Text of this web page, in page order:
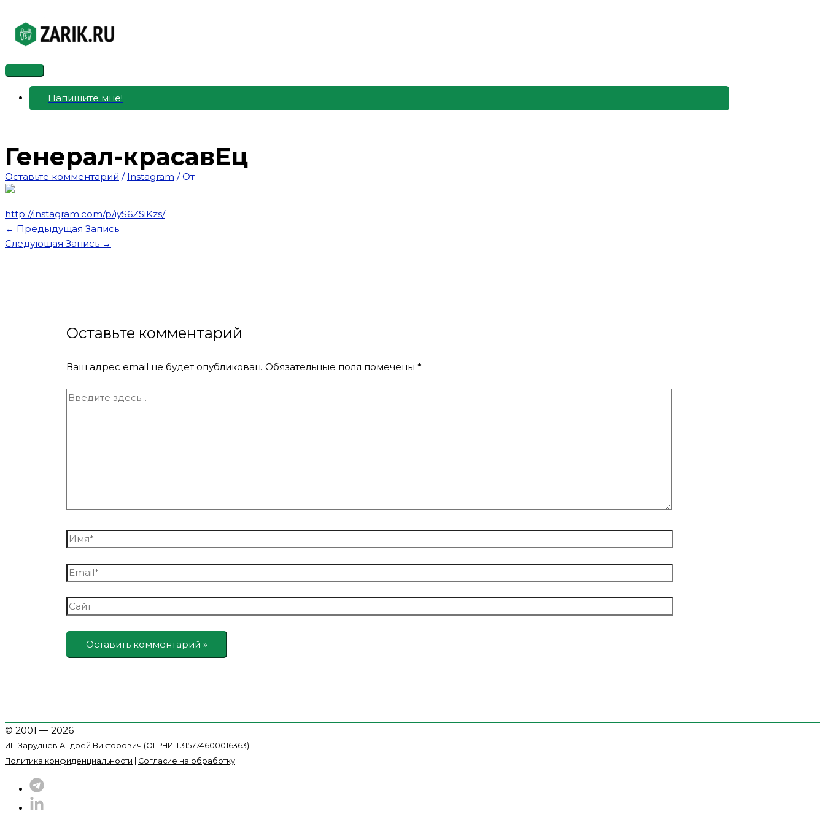
содержимому
Главное
меню
Напишите мне!
Генерал-красавЕц
Оставьте комментарий / Instagram / От
http://instagram.com/p/iyS6ZSiKzs/
← Предыдущая Запись
Следующая Запись →
Оставьте комментарий
Ваш адрес email не будет опубликован. Обязательные поля помечены*
Введите
Имя*
Email*
Сайт
© 2001 — 2026
ИП Заруднев Андрей Викторович (ОГРНИП 315774600016363)
Политика конфиденциальности
Согласие на обработку